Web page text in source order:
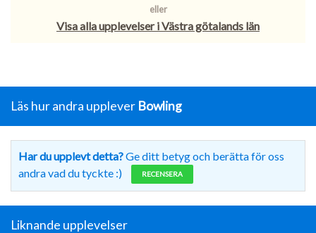
eller
Visa alla upplevelser i Västra götalands län
Läs hur andra upplever Bowling
Har du upplevt detta?Ge ditt betyg och berätta för oss
andra vad du tyckte :)
RECENSERA
Liknande upplevelser